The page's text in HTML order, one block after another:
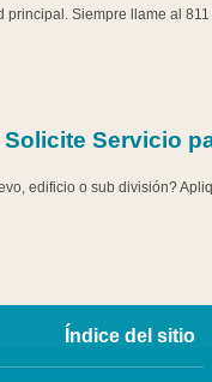
Siempre llame al
Servicio
edificio o sub división?
Índice del sitio